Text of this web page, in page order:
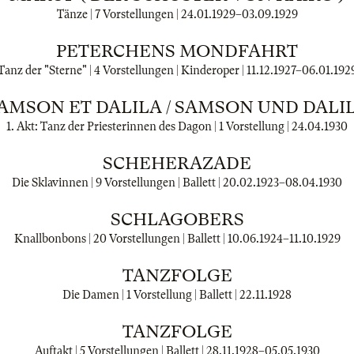
Tänze | 7 Vorstellungen | 24.01.1929–03.09.1929
PETERCHENS MONDFAHRT
der "Sterne" | 4 Vorstellungen | Kinderoper | 11.12.1927–
ET DALILA / SAMSON UND
1. Akt: Tanz der Priesterinnen des Dagon | 1 Vorstellung | 24.04.1930
SCHEHERAZADE
Die Sklavinnen | 9 Vorstellungen | Ballett | 20.02.1923–08.04.1930
SCHLAGOBERS
Knallbonbons | 20 Vorstellungen | Ballett | 10.06.1924–11.10.1929
TANZFOLGE
Die Damen | 1 Vorstellung | Ballett | 22.11.1928
TANZFOLGE
Auftakt | 5 Vorstellungen | Ballett | 28.11.1928–05.05.1930